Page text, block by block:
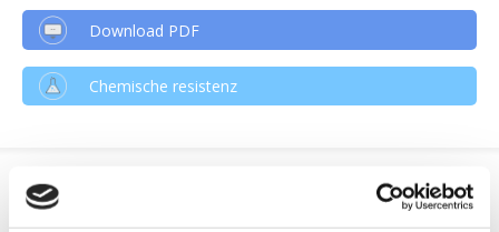
Download PDF
Chemische resistenz
Produktinformation
SKU
194630205